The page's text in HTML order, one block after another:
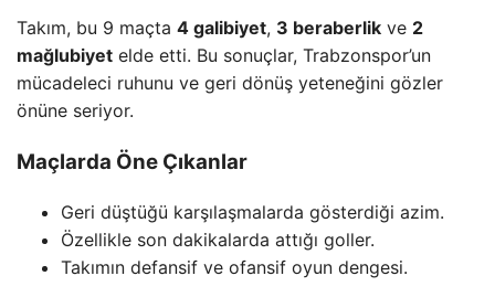
Takım, bu 9 maçta 4 galibiyet, 3 beraberlik ve 2
mağlubiyet elde etti. Bu sonuçlar, Trabzonspor’un
mücadeleci ruhunu ve geri dönüş yeteneğini gözler
önüne seriyor.
Maçlarda Öne Çıkanlar
Geri düştüğü karşılaşmalarda gösterdiği azim.
Özellikle son dakikalarda attığı goller.
Takımın defansif ve ofansif oyun dengesi.